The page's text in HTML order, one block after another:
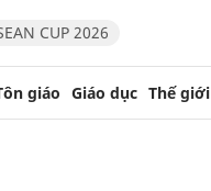
CUP 2026
giáo Giáo dục Thế giới